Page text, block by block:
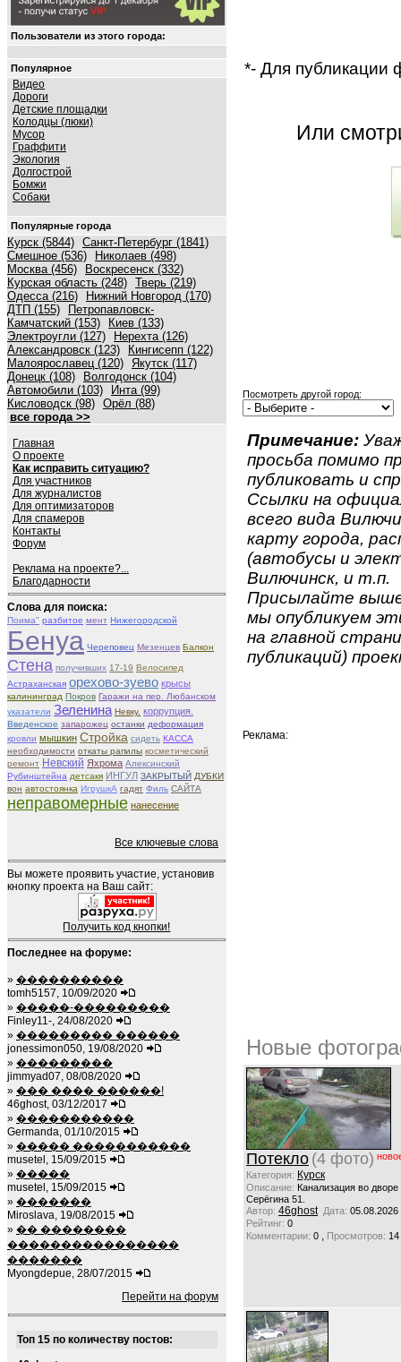
Пользователи из этого города:
Популярное
Видео
Дороги
Детские площадки
Колодцы (люки)
Мусор
Граффити
Экология
Долгострой
Бомжи
Собаки
Популярные города
Курск (5844) Санкт-Петербург (1841)
Смешное (536)
Николаев (498)
Москва (456)
Воскресенск (332)
Курская область (248) Тверь (219)
Одесса (216)
Нижний Новгород (170)
ДТП (155)
Петропавловск-
Камчатский (153)
Киев (133)
Электроугли (127)
Нерехта (126)
Александровск (123)
Кингисепп (122)
Малоярославец (120) Якутск (117)
Донецк (108)
Волгодонск (104)
Автомобили (103)
Инта (99)
Кисловодск (98) Орёл (88)
все города >>
Главная
О проекте
Как исправить ситуацию?
Для участников
Для журналистов
Для оптимизаторов
Для спамеров
Контакты
Форум
Реклама на проекте?...
Благодарности
Слова для поиска:
Поима" разбитое мент Нижегородской
Бенуа Череповец Мезенцев Балкон
Стена получивших 17-19 Велосипед
Астраханская орехово-зуево крысы
калининград Покров Гаражи на пер. Любанском
указатели Зеленина Невку. коррупция.
Введенское запарожец останки деформация
кровли мышкин Стройка сидеть КАССА
необходимости откаты рапилы косметический
ремонт Невский Яхрома Алексинский
Рубинштейна детсакя ИНГУЛ ЗАКРЫТЫЙ ДУБКИ
вон автостоянка ИгрушкА гадят Филь САЙТА
неправомерные нанесение
Все ключевые слова
Вы можете проявить участие, установив
кнопку проекта на Ваш сайт:
Получить код кнопки!
Последнее на форуме:
» ����������
tomh5157, 10/09/2020
» �����-���������
Finley11-, 24/08/2020
» ��������� ������
jonessimon050, 19/08/2020
» ���������
jimmyad07, 08/08/2020
» ��� ���� ������!
46ghost, 03/12/2017
» �����������
Germanda, 01/10/2015
» ����� �����������
musetel, 15/09/2015
» �����
musetel, 15/09/2015
» �������
Miroslava, 19/08/2015
» �� ��������
����������������
�������
Myongdepue, 28/07/2015
Перейти на форум
Топ 15 по количеству постов:
*- Для публикации
Или
Посмотреть другой город:
Примечание:
просьба помимо
публиковать и
Ссылки на
всего вида
карту города,
(автобусы и
Вилючинск, и т.п.
Присылайте
мы опубликуем
на главной
публикаций)
Реклама:
Новые
Потекло (4 фото)
Категория: Курск
Описание: Канализация во
Серёгина 51.
Автор: 46ghost Дата: 05.08.2026
Рейтинг: 0
Комментарии: 0 , Просмотров: 14